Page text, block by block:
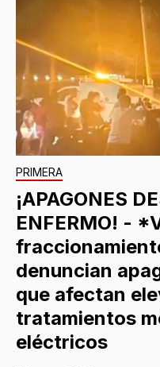
PRIMERA
¡APAGONES
ENFERMO! -
denuncian
que afectan
tratamientos
eléctricos